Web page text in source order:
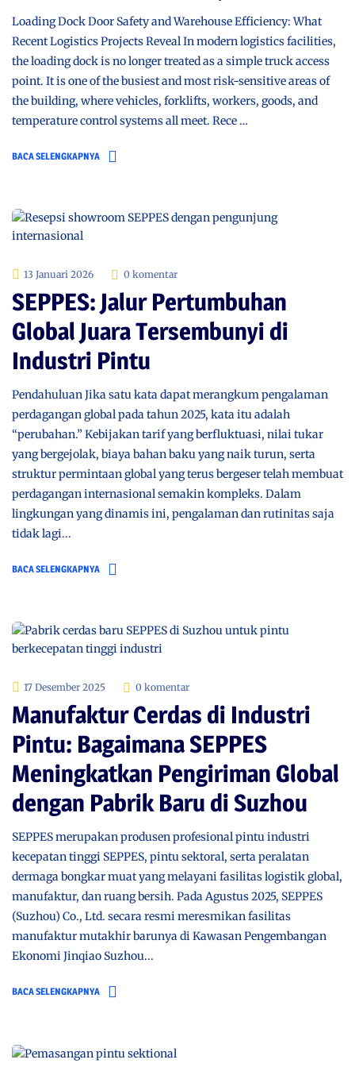
Loading Dock Door Safety and Warehouse Efficiency: What
Recent Logistics Projects Reveal In modern logistics facilities,
the loading dock is no longer treated as a simple truck access
point. It is one of the busiest and most risk-sensitive areas of
the building, where vehicles, forklifts, workers, goods, and
temperature control systems all meet. Rece …
BACA SELENGKAPNYA
13 Januari 2026 0 komentar
SEPPES: Jalur Pertumbuhan
Global Juara Tersembunyi di
Industri Pintu
Pendahuluan Jika satu kata dapat merangkum pengalaman
perdagangan global pada tahun 2025, kata itu adalah
“perubahan.” Kebijakan tarif yang berfluktuasi, nilai tukar
yang bergejolak, biaya bahan baku yang naik turun, serta
struktur permintaan global yang terus bergeser telah membuat
perdagangan internasional semakin kompleks. Dalam
lingkungan yang dinamis ini, pengalaman dan rutinitas saja
tidak lagi...
BACA SELENGKAPNYA
17 Desember 2025 0 komentar
Manufaktur Cerdas di Industri
Pintu: Bagaimana SEPPES
Meningkatkan Pengiriman Global
dengan Pabrik Baru di Suzhou
SEPPES merupakan produsen profesional pintu industri
kecepatan tinggi SEPPES, pintu sektoral, serta peralatan
dermaga bongkar muat yang melayani fasilitas logistik global,
manufaktur, dan ruang bersih. Pada Agustus 2025, SEPPES
(Suzhou) Co., Ltd. secara resmi meresmikan fasilitas
manufaktur mutakhir barunya di Kawasan Pengembangan
Ekonomi Jinqiao Suzhou...
BACA SELENGKAPNYA